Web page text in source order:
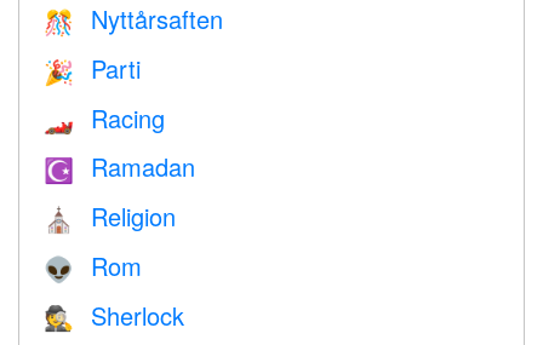
🎊 Nyttårsaften
🎉 Parti
🏎 Racing
☪️ Ramadan
⛪️ Religion
👽 Rom
🕵️ Sherlock